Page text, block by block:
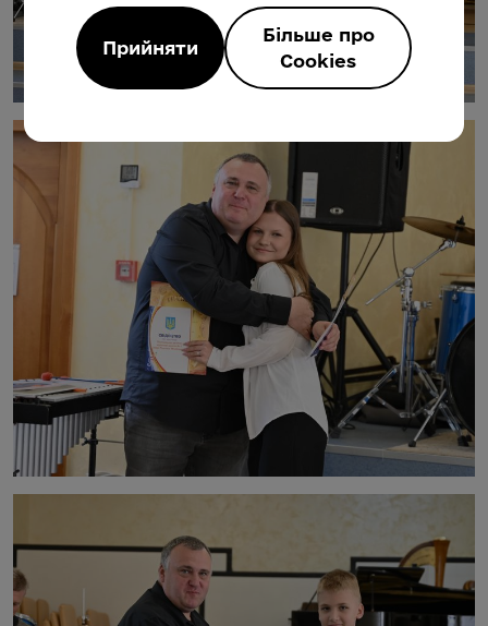
Прийняти
Більше про
Cookies